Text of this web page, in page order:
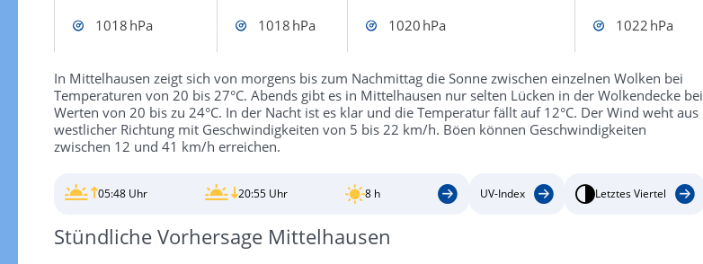
1018 hPa
1018 hPa 1020 hPa 1022 hPa
In Mittelhausen zeigt sich von morgens bis zum Nachmittag die Sonne zwischen einzelnen Wolken bei
Temperaturen von 20 bis 27°C. Abends gibt es in Mittelhausen nur selten Lücken in der Wolkendecke bei
Werten von 20 bis zu 24°C. In der Nacht ist es klar und die Temperatur fällt auf 12°C. Der Wind weht aus
westlicher Richtung mit Geschwindigkeiten von 5 bis 22 km/h. Böen können Geschwindigkeiten
zwischen 12 und 41 km/h erreichen.
05:48 Uhr 20:55 Uhr 8 h UV-Index Letztes Viertel
Stündliche Vorhersage Mittelhausen